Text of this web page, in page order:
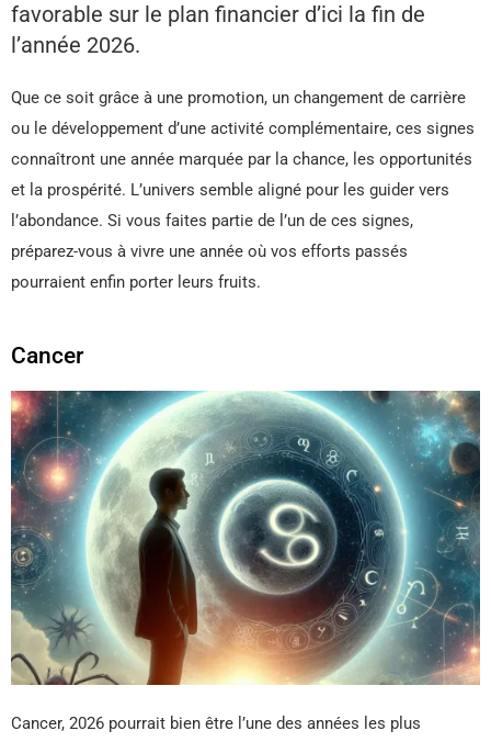
favorable sur le plan financier d’ici la fin de
l’année 2026.
Que ce soit grâce à une promotion, un changement de carrière
ou le développement d’une activité complémentaire, ces signes
connaîtront une année marquée par la chance, les opportunités
et la prospérité. L’univers semble aligné pour les guider vers
l’abondance. Si vous faites partie de l’un de ces signes,
préparez-vous à vivre une année où vos efforts passés
pourraient enfin porter leurs fruits.
Cancer
Cancer, 2026 pourrait bien être l’une des années les plus